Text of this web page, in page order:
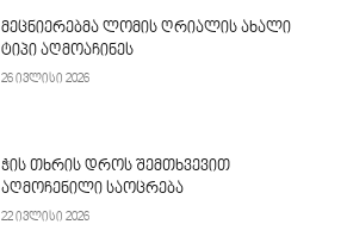
მეცნიერებმა ლომის ღრიალის ახალი
ტიპი აღმოაჩინეს
26 ივლისი 2026
ჭის თხრის დროს შემთხვევით
აღმოჩენილი საოცრება
22 ივლისი 2026